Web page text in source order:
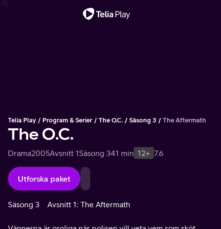
Telia Play Program & Serier The O.C. Säsong 3 The Aftermath
The O.C.
Drama2005Avsnitt 1Säsong 341 min 12+ 7.6
Utforska paket
Säsong 3 Avsnitt 1: The Aftermath